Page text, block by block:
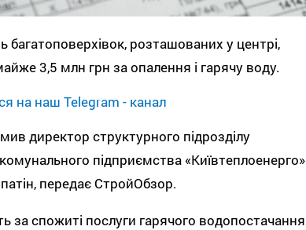
багатоповерхівок, розташованих у центрі,
3,5 млн грн за опалення і гарячу воду.
на наш Telegram - канал
директор структурного підрозділу
підприємства «Київтеплоенерго»
передає СтройОбзор.
за спожиті послуги гарячого водопостачання